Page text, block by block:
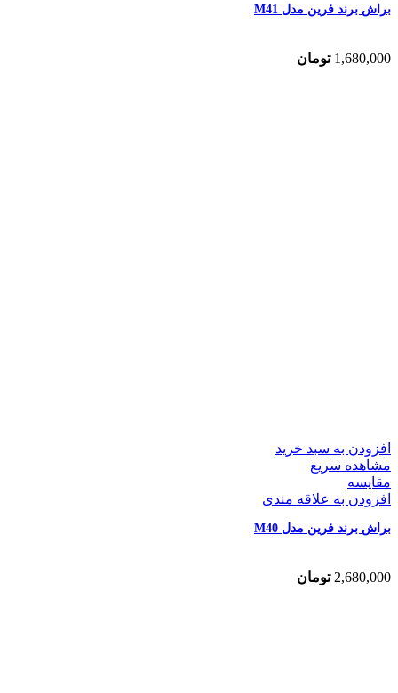
براش برند فرین مدل M41
1,680,000 تومان
افزودن به سبد خرید
مشاهده سریع
مقایسه
افزودن به علاقه مندی
براش برند فرین مدل M40
2,680,000 تومان